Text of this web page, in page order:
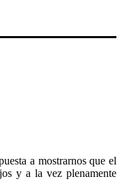
a mostrarnos que el
y a la vez plenamente